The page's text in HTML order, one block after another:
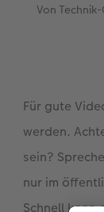
Von
Für gute
werden.
sein?
nur im
Schnell kann